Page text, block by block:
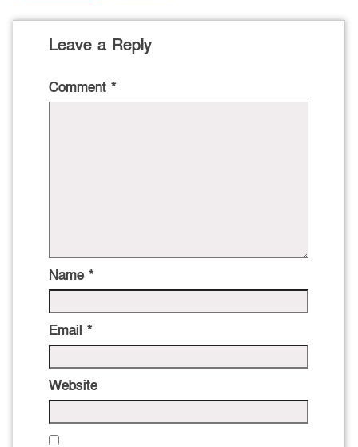
Leave a Reply
Comment *
Name *
Email *
Website